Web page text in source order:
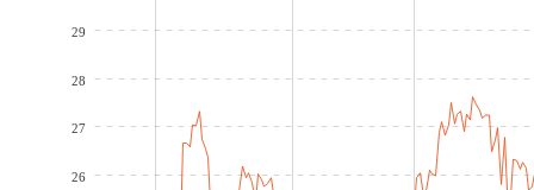
26
27
28
29